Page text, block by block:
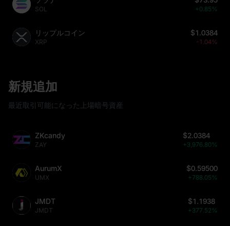
SOL +0.85%
リップルコイン
XRP
$1.0384
-1.04%
新規追加
最近取引可能になった上場暗号資産
ZKcandy
ZAY
$2.0384
+3,976.80%
AurumX
UMX
$0.59500
+788.05%
JMDT
JMDT
$1.1938
+377.52%